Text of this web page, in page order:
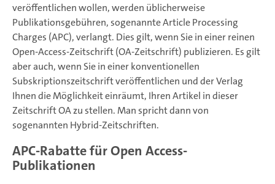
veröffentlichen wollen, werden üblicherweise
Publikationsgebühren, sogenannte Article Processing
Charges (APC), verlangt. Dies gilt, wenn Sie in einer reinen
Open-Access-Zeitschrift (OA-Zeitschrift) publizieren. Es gilt
aber auch, wenn Sie in einer konventionellen
Subskriptionszeitschrift veröffentlichen und der Verlag
Ihnen die Möglichkeit einräumt, Ihren Artikel in dieser
Zeitschrift OA zu stellen. Man spricht dann von
sogenannten Hybrid-Zeitschriften.
APC-Rabatte für Open Access-
Publikationen